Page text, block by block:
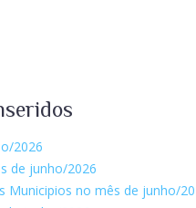
2026
de junho/2026
Municipios no mês de junho/